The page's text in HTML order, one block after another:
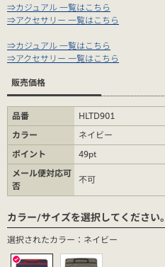
⇒カジュアル 一覧はこちら
⇒アクセサリー 一覧はこちら
⇒カジュアル 一覧はこちら
⇒アクセサリー 一覧はこちら
販売価格
品番
HLTD901
カラー
ネイビー
ポイント
49pt
メール便対応可
否
不可
カラー/サイズを選択してください。
選択されたカラー：ネイビー